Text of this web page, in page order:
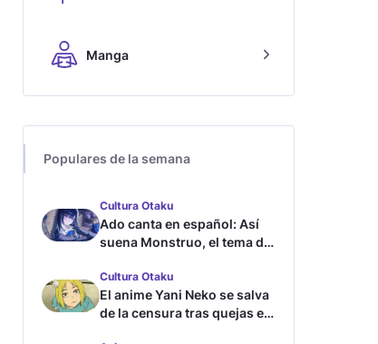
Manga
Populares de la semana
Cultura Otaku
Ado canta en español: Así
suena Monstruo, el tema de
Cultura Otaku
El anime Yani Neko se salva
de la censura tras quejas en